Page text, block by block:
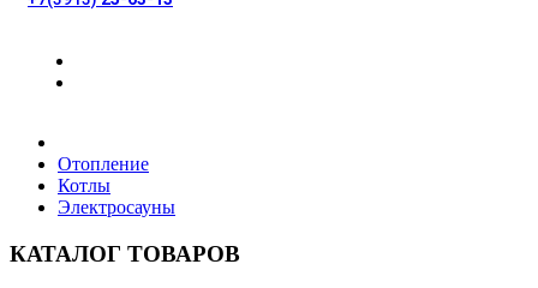
Отопление
Котлы
Электросауны
КАТАЛОГ ТОВАРОВ